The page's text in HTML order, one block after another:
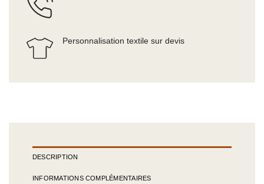
Personnalisation textile sur devis
DESCRIPTION
INFORMATIONS COMPLÉMENTAIRES